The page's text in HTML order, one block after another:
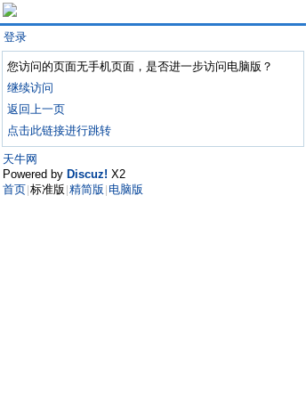
登录
您访问的页面无手机页面，是否进一步访问电脑版？
继续访问
返回上一页
点击此链接进行跳转
天牛网
Powered by Discuz! X2
首页 标准版 精简版 电脑版